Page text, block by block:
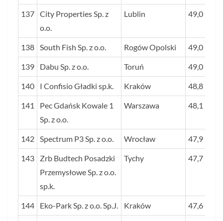
137 City Properties Sp. z
o.o.
Lublin 49,0
138 South Fish Sp. z o.o. Rogów Opolski 49,0
139 Dabu Sp. z o.o. Toruń 49,0
140 I Confisio Gładki sp.k. Kraków 48,8
141
Pec Gdańsk Kowale 1
Sp. z o.o.
Warszawa 48,1
142 Spectrum P3 Sp. z o.o. Wrocław 47,9
143
Zrb Budtech Posadzki
Przemysłowe Sp. z o.o.
sp.k.
Tychy 47,7
144 Eko-Park Sp. z o.o. Sp.J. Kraków 47,6